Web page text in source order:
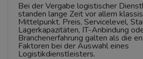
Bei der Vergabe logistischer
standen lange Zeit vor allem
Mittelpunkt. Preis, Servicelevel,
Lagerkapazitäten, IT-Anbindung
Branchenerfahrung galten als die
Faktoren bei der Auswahl eines
Logistikdienstleisters.